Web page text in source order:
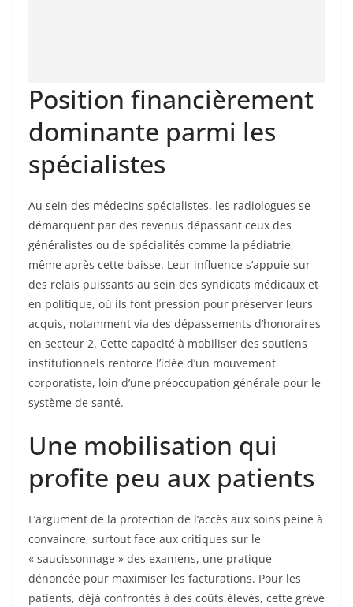
Position financièrement
dominante parmi les
spécialistes
Au sein des médecins spécialistes, les radiologues se
démarquent par des revenus dépassant ceux des
généralistes ou de spécialités comme la pédiatrie,
même après cette baisse. Leur influence s’appuie sur
des relais puissants au sein des syndicats médicaux et
en politique, où ils font pression pour préserver leurs
acquis, notamment via des dépassements d’honoraires
en secteur 2. Cette capacité à mobiliser des soutiens
institutionnels renforce l’idée d’un mouvement
corporatiste, loin d’une préoccupation générale pour le
système de santé.
Une mobilisation qui
profite peu aux patients
L’argument de la protection de l’accès aux soins peine à
convaincre, surtout face aux critiques sur le
« saucissonnage » des examens, une pratique
dénoncée pour maximiser les facturations. Pour les
patients, déjà confrontés à des coûts élevés, cette grève